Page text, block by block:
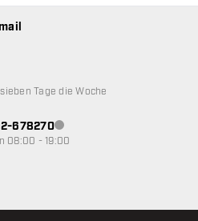
nicht verfügbar
Tage die Woche
678270Kundenservice nicht
08:00 - 19:00